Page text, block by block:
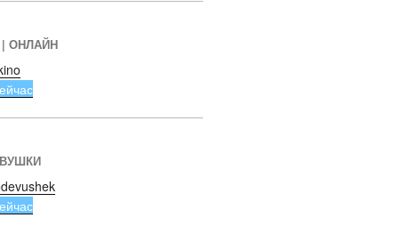
ОНЛАЙН